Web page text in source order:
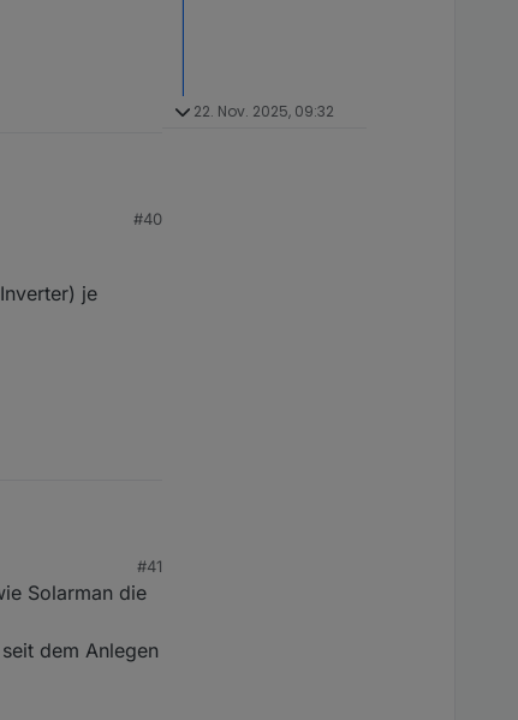
Credentials.
#40
je
je
#41
Solarman die
dem Anlegen
22. Nov. 2025, 09:32